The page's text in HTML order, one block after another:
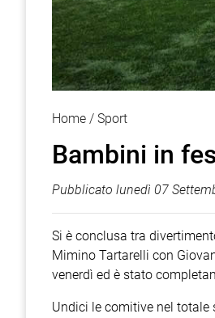
Home Sport
Bambini in
Pubblicato lunedì 07
Si è conclusa tra
Mimino Tartarelli con
venerdì ed è stato
Undici le comitive nel totale